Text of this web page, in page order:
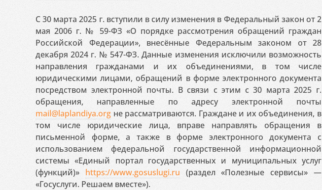
С 30 марта 2025 г. вступили в силу изменения в Федеральный закон от 2
мая 2006 г. № 59-ФЗ «О порядке рассмотрения обращений граждан
Российской Федерации», внесённые Федеральным законом от 28
декабря 2024 г. № 547-ФЗ. Данные изменения исключили возможность
направления гражданами и их объединениями, в том числе
юридическими лицами, обращений в форме электронного документа
посредством электронной почты. В связи с этим с 30 марта 2025 г.
обращения, направленные по адресу электронной почты
mail@laplandiya.org не рассматриваются. Граждане и их объединения, в
том числе юридические лица, вправе направлять обращения в
письменной форме, а также в форме электронного документа с
использованием федеральной государственной информационной
системы «Единый портал государственных и муниципальных услуг
(функций)» https://www.gosuslugi.ru (раздел «Полезные сервисы» —
«Госуслуги. Решаем вместе»).